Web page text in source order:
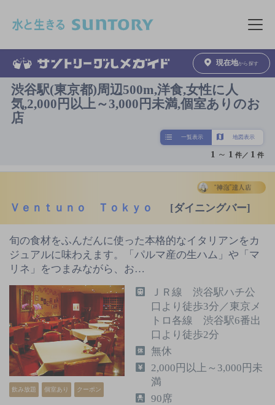
メニュ
現在地から探す
渋谷駅(東京都)周辺500m,洋食,女性に人
気,2,000円以上～3,000円未満,個室ありのお
店
一覧表示 地図表示
1 ～ 1 件／ 1 件
Ｖｅｎｔｕｎｏ Ｔｏｋｙｏ [ダイニングバー]
旬の食材をふんだんに使った本格的なイタリアンをカ
ジュアルに味わえます。「パルマ産の生ハム」や「マ
リネ」をつまみながら、お…
飲み放題 個室あり クーポン
ＪＲ線 渋谷駅ハチ公
口より徒歩3分／東京メ
トロ各線 渋谷駅6番出
口より徒歩2分
無休
2,000円以上～3,000円未
満
90席